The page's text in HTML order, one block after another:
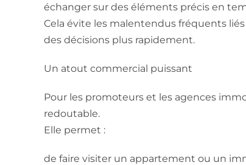
échanger sur des éléments précis en
Cela évite les malentendus fréquents
des décisions plus rapidement.
Un atout commercial puissant
Pour les promoteurs et les agences
redoutable.
Elle permet :
de faire visiter un appartement ou un